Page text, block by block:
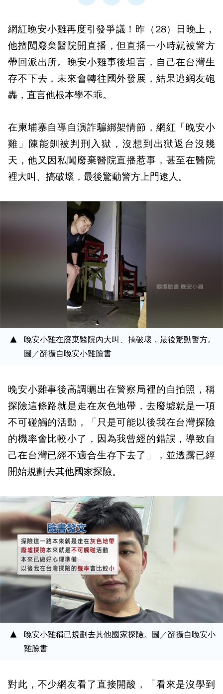
網紅晚安小雞再度引發爭議！昨（28）日晚上，
他擅闖廢棄醫院開直播，但直播一小時就被警方
帶回派出所。晚安小雞事後坦言，自己在台灣生
存不下去，未來會轉往國外發展，結果遭網友砲
轟，直言他根本學不乖。
在柬埔寨自導自演詐騙綁架情節，網紅「晚安小
雞」陳能釧被判刑入獄，沒想到出獄返台沒幾
天，他又因私闖廢棄醫院直播惹事，甚至在醫院
裡大叫、搞破壞，最後驚動警方上門逮人。
晚安小雞在廢棄醫院內大叫、搞破壞，最後驚動警方。
圖／翻攝自晚安小雞臉書
晚安小雞事後高調曬出在警察局裡的自拍照，稱
探險這條路就是走在灰色地帶，去廢墟就是一項
不可碰觸的活動，「只是可能以後我在台灣探險
的機率會比較小了，因為我曾經的錯誤，導致自
己在台灣已經不適合生存下去了」，並透露已經
開始規劃去其他國家探險。
晚安小雞稱已規劃去其他國家探險。圖／翻攝自晚安小
雞臉書
對此，不少網友看了直接開酸，「看來是沒學到